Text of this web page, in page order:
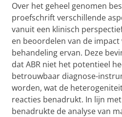
Over het geheel genomen
proefschrift verschillende
vanuit een klinisch
en beoordelen van de
behandeling ervan. Deze
dat ABR niet het potentieel
betrouwbaar diagnose-
worden, wat de
reacties benadrukt. In lijn
benadrukte de analyse van